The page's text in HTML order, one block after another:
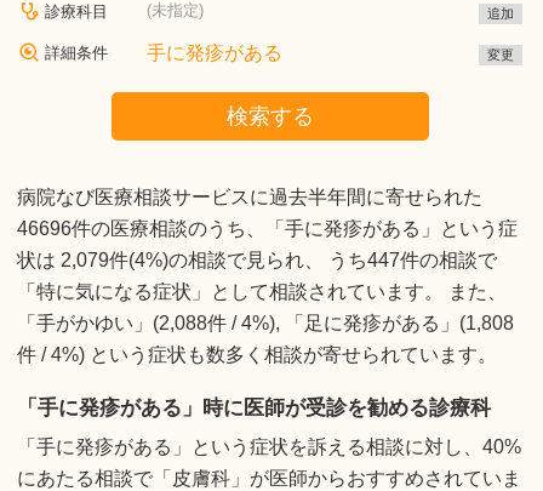
診療科目 (未指定) 追加
詳細条件 手に発疹がある 変更
検索する
病院なび医療相談サービスに過去半年間に寄せられた
46696件の医療相談のうち、「手に発疹がある」という症
状は 2,079件(4%)の相談で見られ、 うち447件の相談で
「特に気になる症状」として相談されています。 また、
「手がかゆい」(2,088件 / 4%), 「足に発疹がある」(1,808
件 / 4%) という症状も数多く相談が寄せられています。
「手に発疹がある」時に医師が受診を勧める診療科
「手に発疹がある」という症状を訴える相談に対し、40%
にあたる相談で「皮膚科」が医師からおすすめされていま